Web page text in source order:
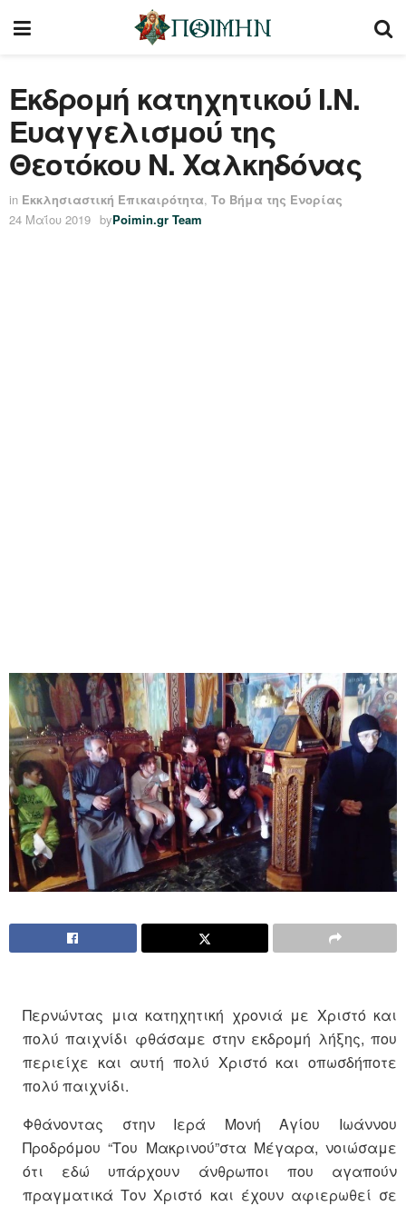
Εκδρομή κατηχητικού Ι.Ν.
Ευαγγελισμού της
Θεοτόκου Ν. Χαλκηδόνας
in Εκκλησιαστική Επικαιρότητα, Το Βήμα της Ενορίας
24 Μαΐου 2019 byPoimin.gr Team
Περνώντας μια κατηχητική χρονιά με Χριστό και
πολύ παιχνίδι φθάσαμε στην εκδρομή λήξης, που
περιείχε και αυτή πολύ Χριστό και οπωσδήποτε
πολύ παιχνίδι.
Φθάνοντας στην Ιερά Μονή Αγίου Ιωάννου
Προδρόμου “Του Μακρινού”στα Μέγαρα, νοιώσαμε
ότι εδώ υπάρχουν άνθρωποι που αγαπούν
πραγματικά Τον Χριστό και έχουν αφιερωθεί σε